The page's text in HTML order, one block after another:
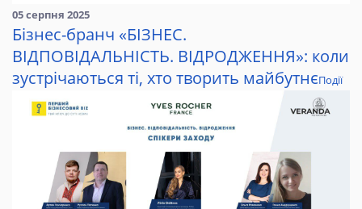
05 серпня 2025
Бізнес-бранч «БІЗНЕС.
ВІДПОВІДАЛЬНІСТЬ. ВІДРОДЖЕННЯ»: коли
зустрічаються ті, хто творить майбутнєПодії